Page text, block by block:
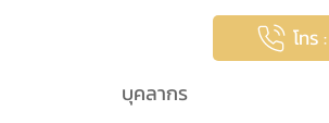
โทร
บุคลากร